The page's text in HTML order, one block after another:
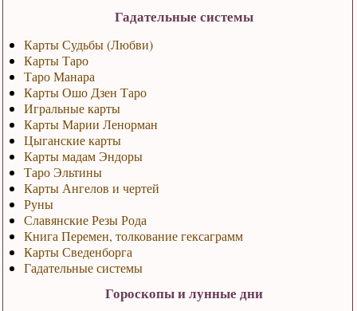
Гадательные системы
Карты Судьбы (Любви)
Карты Таро
Таро Манара
Карты Ошо Дзен Таро
Игральные карты
Карты Марии Ленорман
Цыганские карты
Карты мадам Эндоры
Таро Эльтины
Карты Ангелов и чертей
Руны
Славянские Резы Рода
Книга Перемен, толкование гексаграмм
Карты Сведенборга
Гадательные системы
Гороскопы и лунные дни